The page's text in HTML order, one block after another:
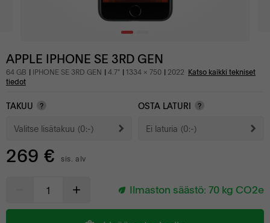
APPLE IPHONE SE 3RD GEN
64 GB IPHONE SE 3RD GEN 4.7" 1334 x 750 2022 Katso kaikki tekniset
tiedot
TAKUU ?
Valitse lisätakuu (0:-)
OSTA LATURI ?
Ei laturia (0:-)
269 € sis. alv
Ilmaston säästö: 70 kg CO2e